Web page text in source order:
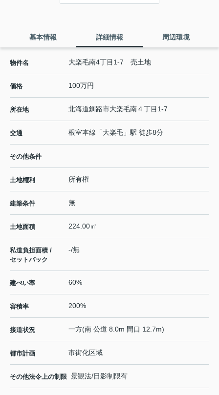
基本情報 詳細情報 周辺環境
物件名 大楽毛南4丁目1-7 売土地
価格 100万円
所在地 北海道釧路市大楽毛南４丁目1-7
交通 根室本線 「大楽毛 」駅 徒歩8分
その他条件
土地権利 所有権
建築条件 無
土地面積 224.00㎡
私道負担面積 /
セットバック
-/無
建ぺい率 60%
容積率 200%
接道状況 一方(南 公道 8.0m 間口 12.7m)
都市計画 市街化区域
その他法令上の制限 景観法/日影制限有